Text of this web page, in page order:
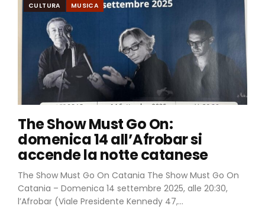
CULTURA MUSICA
The Show Must Go On:
domenica 14 all’Afrobar si
accende la notte catanese
The Show Must Go On Catania The Show Must Go On
Catania – Domenica 14 settembre 2025, alle 20:30,
l’Afrobar (Viale Presidente Kennedy 47,...